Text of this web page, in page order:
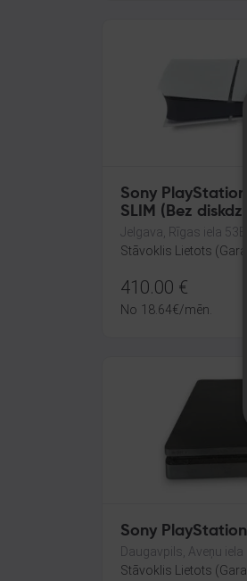
Sony
SLIM (Bez
Jelgava, Rīgas iela 53B
Stāvoklis Lietots
410.00 €
No 18.64€/mēn.
Sony
Daugavpils, Aveņu iela
Stāvoklis Lietots